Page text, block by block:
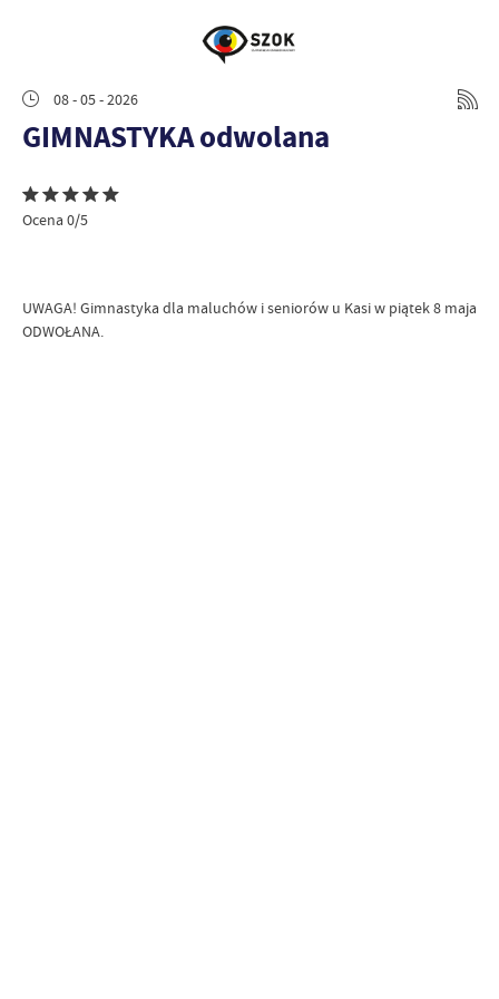
08 - 05 - 2026
GIMNASTYKA odwolana
Ocena 0/5
UWAGA! Gimnastyka dla maluchów i seniorów u Kasi w piątek 8 maja
ODWOŁANA.